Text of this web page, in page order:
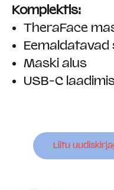
Komplektis:
TheraFace
Eemaldatavad
Maski alus
USB-C
Liitu